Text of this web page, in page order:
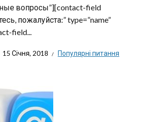
вопросы”][contact-field
пожалуйста:” type=”name”
field...
15 Січня, 2018 Популярні питання